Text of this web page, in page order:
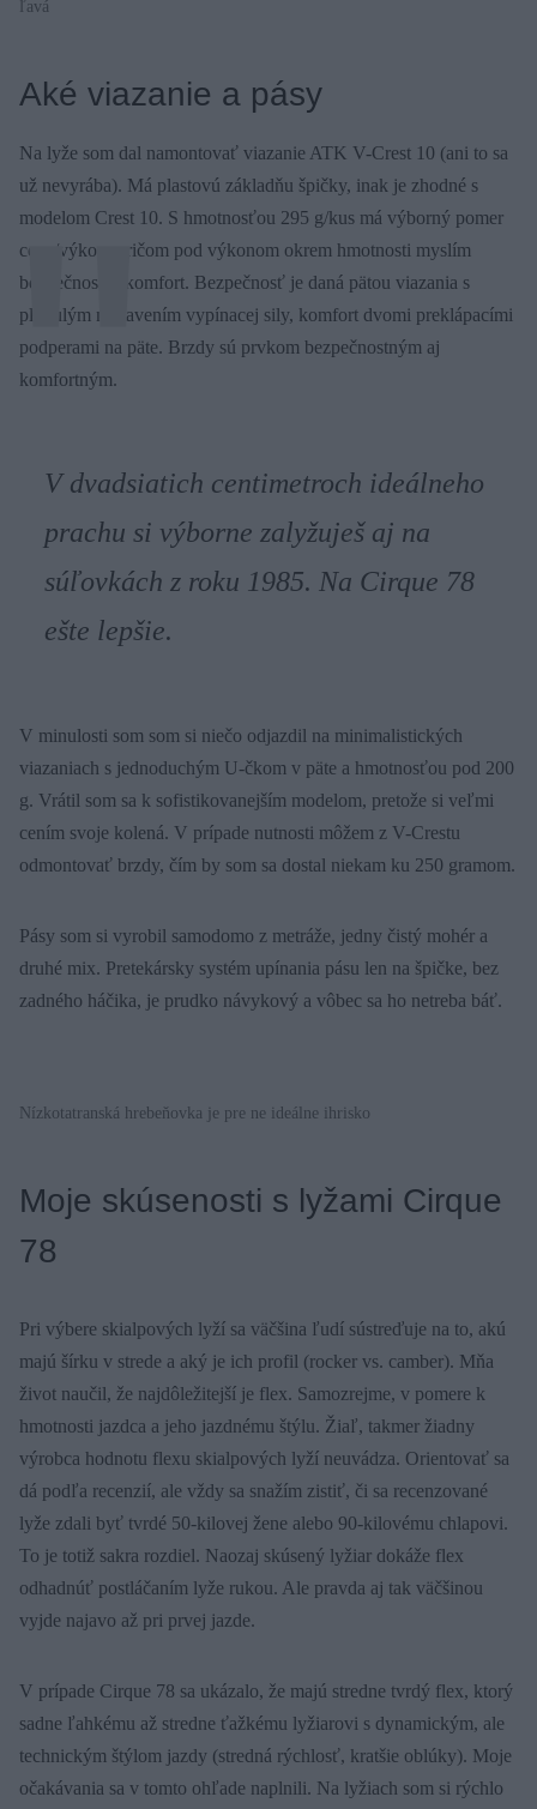
ľavá
Aké viazanie a pásy
Na lyže som dal namontovať viazanie ATK V-Crest 10 (ani to sa
už nevyrába). Má plastovú základňu špičky, inak je zhodné s
modelom Crest 10. S hmotnosťou 295 g/kus má výborný pomer
cena/výkon, pričom pod výkonom okrem hmotnosti myslím
bezpečnosť a komfort. Bezpečnosť je daná pätou viazania s
plynulým nastavením vypínacej sily, komfort dvomi preklápacími
podperami na päte. Brzdy sú prvkom bezpečnostným aj
komfortným.
V dvadsiatich centimetroch ideálneho
prachu si výborne zalyžuješ aj na
súľovkách z roku 1985. Na Cirque 78
ešte lepšie.
V minulosti som som si niečo odjazdil na minimalistických
viazaniach s jednoduchým U-čkom v päte a hmotnosťou pod 200
g. Vrátil som sa k sofistikovanejším modelom, pretože si veľmi
cením svoje kolená. V prípade nutnosti môžem z V-Crestu
odmontovať brzdy, čím by som sa dostal niekam ku 250 gramom.
Pásy som si vyrobil samodomo z metráže, jedny čistý mohér a
druhé mix. Pretekársky systém upínania pásu len na špičke, bez
zadného háčika, je prudko návykový a vôbec sa ho netreba báť.
Nízkotatranská hrebeňovka je pre ne ideálne ihrisko
Moje skúsenosti s lyžami Cirque
78
Pri výbere skialpových lyží sa väčšina ľudí sústreďuje na to, akú
majú šírku v strede a aký je ich profil (rocker vs. camber). Mňa
život naučil, že najdôležitejší je flex. Samozrejme, v pomere k
hmotnosti jazdca a jeho jazdnému štýlu. Žiaľ, takmer žiadny
výrobca hodnotu flexu skialpových lyží neuvádza. Orientovať sa
dá podľa recenzií, ale vždy sa snažím zistiť, či sa recenzované
lyže zdali byť tvrdé 50-kilovej žene alebo 90-kilovému chlapovi.
To je totiž sakra rozdiel. Naozaj skúsený lyžiar dokáže flex
odhadnúť postláčaním lyže rukou. Ale pravda aj tak väčšinou
vyjde najavo až pri prvej jazde.
V prípade Cirque 78 sa ukázalo, že majú stredne tvrdý flex, ktorý
sadne ľahkému až stredne ťažkému lyžiarovi s dynamickým, ale
technickým štýlom jazdy (stredná rýchlosť, kratšie oblúky). Moje
očakávania sa v tomto ohľade naplnili. Na lyžiach som si rýchlo